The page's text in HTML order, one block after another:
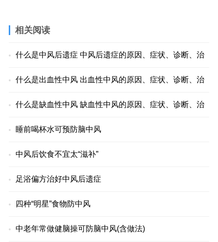
相关阅读
什么是中风后遗症 中风后遗症的原因、症状、诊断、治
什么是出血性中风 出血性中风的原因、症状、诊断、治
什么是缺血性中风 缺血性中风的原因、症状、诊断、治
睡前喝杯水可预防脑中风
中风后饮食不宜太“滋补”
足浴偏方治好中风后遗症
四种“明星”食物防中风
中老年常做健脑操可防脑中风(含做法)